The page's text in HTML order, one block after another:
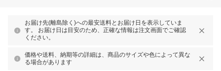
お届け先(離島除く)への最安送料とお届け日を表示していま
す。 お届け日は目安のため、正確な情報は注文画面でご確認
ください。
価格や送料、納期等の詳細は、商品のサイズや色によって異な
る場合があります